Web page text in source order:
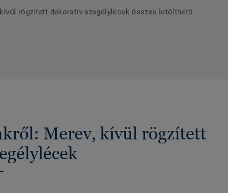
rögzített dekoratív szegélylécek összes letölthető
Merev, kívül rögzített